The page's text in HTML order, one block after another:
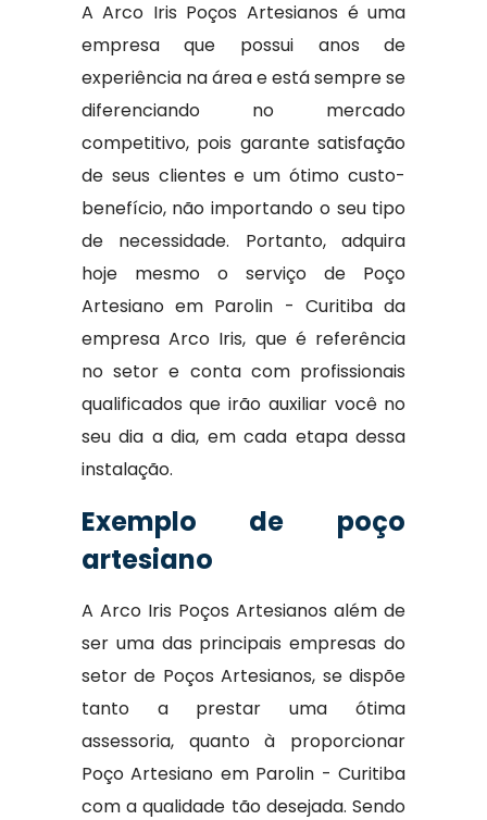
A Arco Iris Poços Artesianos é uma
empresa que possui anos de
experiência na área e está sempre se
diferenciando no mercado
competitivo, pois garante satisfação
de seus clientes e um ótimo custo-
benefício, não importando o seu tipo
de necessidade. Portanto, adquira
hoje mesmo o serviço de Poço
Artesiano em Parolin - Curitiba da
empresa Arco Iris, que é referência
no setor e conta com profissionais
qualificados que irão auxiliar você no
seu dia a dia, em cada etapa dessa
instalação.
Exemplo de poço
artesiano
A Arco Iris Poços Artesianos além de
ser uma das principais empresas do
setor de Poços Artesianos, se dispõe
tanto a prestar uma ótima
assessoria, quanto à proporcionar
Poço Artesiano em Parolin - Curitiba
com a qualidade tão desejada. Sendo